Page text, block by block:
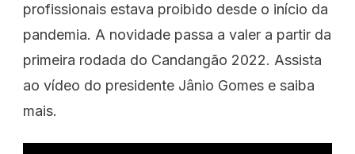
profissionais estava proibido desde o início da
pandemia. A novidade passa a valer a partir da
primeira rodada do Candangão 2022. Assista
ao vídeo do presidente Jânio Gomes e saiba
mais.